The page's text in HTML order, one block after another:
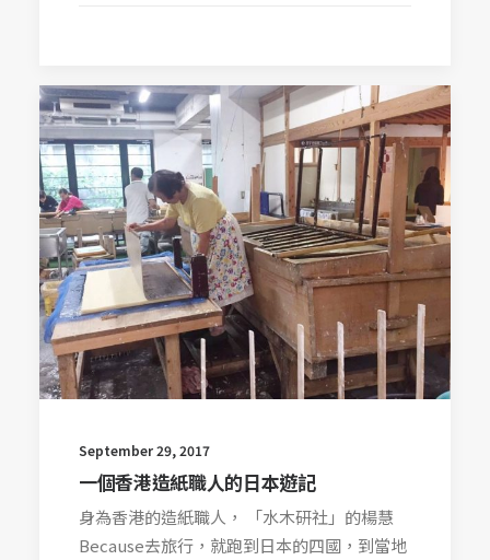
September 29, 2017
一個香港造紙職人的日本遊記
身為香港的造紙職人， 「水木研社」的楊慧
Because去旅行，就跑到日本的四國，到當地